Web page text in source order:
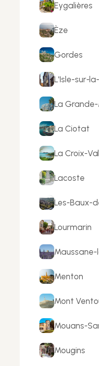
Eygalières
Èze
Gordes
L'Isle-sur-
La
La Ciotat
La Croix-
Lacoste
Les-Baux-
Lourmarin
Maussane-
Menton
Mont
Mouans-
Mougins